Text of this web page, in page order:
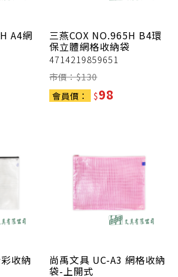
A4網 三燕COX NO.965H B4環
保立體網格收納袋
4714219859651
市價：$130
會員價：
$98
收納 尚禹文具 UC-A3 網格收納
袋-上開式